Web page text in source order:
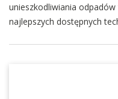
unieszkodliwiania
najlepszych dostępnych